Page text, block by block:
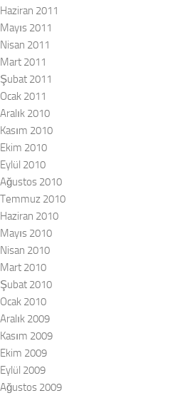
Haziran 2011
Mayıs 2011
Nisan 2011
Mart 2011
Şubat 2011
Ocak 2011
Aralık 2010
Kasım 2010
Ekim 2010
Eylül 2010
Ağustos 2010
Temmuz 2010
Haziran 2010
Mayıs 2010
Nisan 2010
Mart 2010
Şubat 2010
Ocak 2010
Aralık 2009
Kasım 2009
Ekim 2009
Eylül 2009
Ağustos 2009